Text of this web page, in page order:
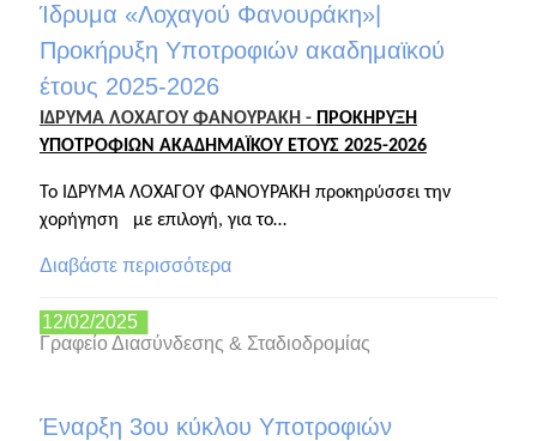
Ίδρυμα «Λοχαγού Φανουράκη»|
Προκήρυξη Υποτροφιών ακαδημαϊκού
έτους 2025-2026
ΙΔΡΥΜΑ ΛΟΧΑΓΟΥ ΦΑΝΟΥΡΑΚΗ - ΠΡΟΚΗΡΥΞΗ
ΥΠΟΤΡΟΦΙΩΝ ΑΚΑΔΗΜΑΪΚΟΥ ΕΤΟΥΣ 2025-2026
Το ΙΔΡΥΜΑ ΛΟΧΑΓΟΥ ΦΑΝΟΥΡΑΚΗ προκηρύσσει την
χορήγηση με επιλογή, για το…
Διαβάστε περισσότερα
12/02/2025
Γραφείο Διασύνδεσης & Σταδιοδρομίας
Έναρξη 3ου κύκλου Υποτροφιών